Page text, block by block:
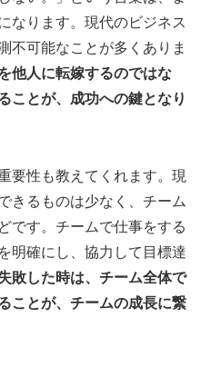
なります。現代のビジネス
不可能なことが多くありま
他人に転嫁するのではな
ことが、成功への鍵となり
要性も教えてくれます。現
きるものは少なく、チーム
です。チームで仕事をする
明確にし、協力して目標達
敗した時は、チーム全体で
ことが、チームの成長に繋